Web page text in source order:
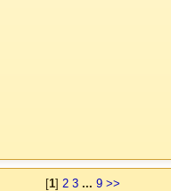
[1] 2 3 ... 9 >>